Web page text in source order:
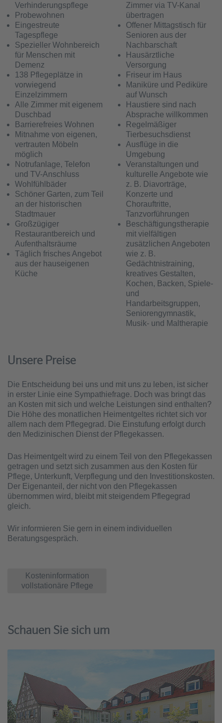
Verhinderungspflege
Probewohnen
Eingestreute
Tagespflege
Spezieller Wohnbereich
für Menschen mit
Demenz
138 Pflegeplätze in
vorwiegend
Einzelzimmern
Alle Zimmer mit eigenem
Duschbad
Barrierefreies Wohnen
Mitnahme von eigenen,
vertrauten Möbeln
möglich
Notrufanlage, Telefon
und TV-Anschluss
Wohlfühlbäder
Schöner Garten, zum Teil
an der historischen
Stadtmauer
Großzügiger
Restaurantbereich und
Aufenthaltsräume
Täglich frisches Angebot
aus der hauseigenen
Küche
Zimmer via TV-Kanal
übertragen
Offener Mittagstisch für
Senioren aus der
Nachbarschaft
Hausärztliche
Versorgung
Friseur im Haus
Maniküre und Pediküre
auf Wunsch
Haustiere sind nach
Absprache willkommen
Regelmäßiger
Tierbesuchsdienst
Ausflüge in die
Umgebung
Veranstaltungen und
kulturelle Angebote wie
z. B. Diavorträge,
Konzerte und
Chorauftritte,
Tanzvorführungen
Beschäftigungstherapie
mit vielfältigen
zusätzlichen Angeboten
wie z. B.
Gedächtnistraining,
kreatives Gestalten,
Kochen, Backen, Spiele-
und
Handarbeitsgruppen,
Seniorengymnastik,
Musik- und Maltherapie
Unsere Preise
Die Entscheidung bei uns und mit uns zu leben, ist sicher
in erster Linie eine Sympathiefrage. Doch was bringt das
an Kosten mit sich und welche Leistungen sind enthalten?
Die Höhe des monatlichen Heimentgeltes richtet sich vor
allem nach dem Pflegegrad. Die Einstufung erfolgt durch
den Medizinischen Dienst der Pflegekassen.
Das Heimentgelt wird zu einem Teil von den Pflegekassen
getragen und setzt sich zusammen aus den Kosten für
Pflege, Unterkunft, Verpflegung und den Investitionskosten.
Der Eigenanteil, der nicht von den Pflegekassen
übernommen wird, bleibt mit steigendem Pflegegrad
gleich.
Wir informieren Sie gern in einem individuellen
Beratungsgespräch.
Kosteninformation
vollstationäre Pflege
Schauen Sie sich um